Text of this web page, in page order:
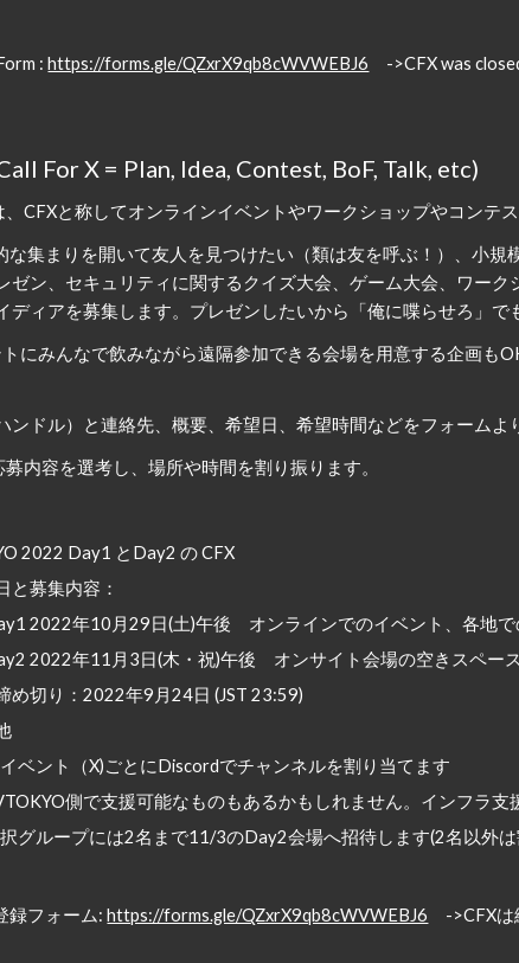
: https://forms.gle/QZxrX9qb8cWVWEBJ6 ->CFX was
For X = Plan, Idea, Contest, BoF, Talk, etc)
、CFXと称してオンラインイベントやワークショップやコンテ
な集まりを開いて友人を見つけたい（類は友を呼ぶ！）、小
ゼン、セキュリティに関するクイズ大会、ゲーム大会、ワー
ディアを募集します。プレゼンしたいから「俺に喋らせろ」で
にみんなで飲みながら遠隔参加できる会場を用意する企画も
ンドル）と連絡先、概要、希望日、希望時間などをフォームよ
募内容を選考し、場所や時間を割り振ります。
2022 Day1 とDay2 の CFX
と募集内容：
2022年10月29日(土)午後 オンラインでのイベント、各地で
2022年11月3日(木・祝)午後 オンサイト会場の空きスペー
め切り：2022年9月24日 (JST 23:59)
ベント（X)ごとにDiscordでチャンネルを割り当てます
側で支援可能なものもあるかもしれません。インフラ支
グループには2名まで11/3のDay2会場へ招待します(2名以外
録フォーム: https://forms.gle/QZxrX9qb8cWVWEBJ6 ->CFXは